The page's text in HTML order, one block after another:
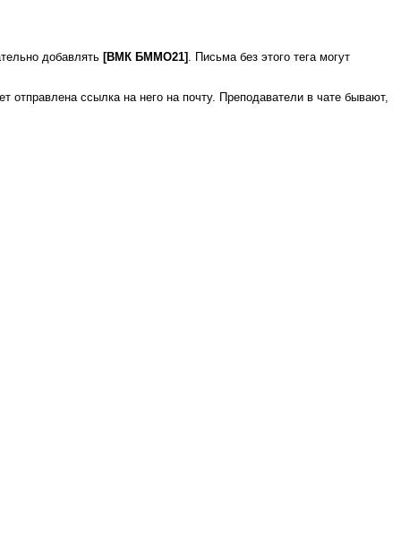
добавлять [ВМК БММО21] . Письма без этого тега могут
отправлена ссылка на него на почту. Преподаватели в чате бывают,